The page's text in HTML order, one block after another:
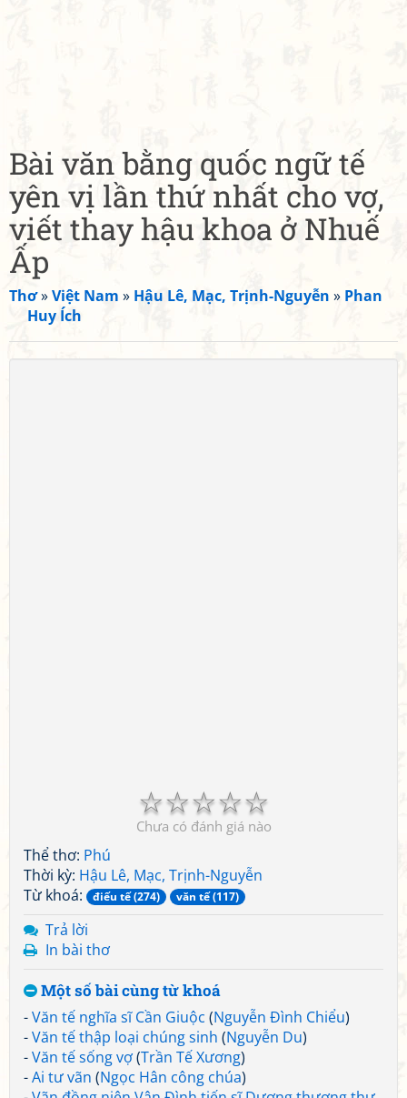
Bài văn bằng quốc ngữ tế
yên vị lần thứ nhất cho vợ,
viết thay hậu khoa ở Nhuế
Ấp
Thơ»Việt Nam » Hậu Lê, Mạc, Trịnh-Nguyễn » Phan
Huy Ích
☆
☆
☆
☆
☆
Chưa có đánh giá nào
Thể thơ: Phú
Thời kỳ: Hậu Lê, Mạc, Trịnh-Nguyễn
Từ khoá:
điếu tế (274) văn tế (117)
Trả lời
In bài thơ
Một số bài cùng từ khoá
-Văn tế nghĩa sĩ Cần Giuộc (Nguyễn Đình Chiểu)
-Văn tế thập loại chúng sinh (Nguyễn Du)
-Văn tế sống vợ(Trần Tế Xương)
-Ai tư vãn (Ngọc Hân công chúa)